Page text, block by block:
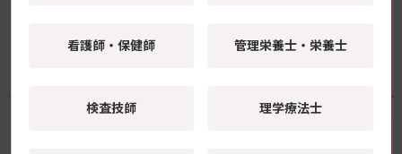
看護師・保健師 管理栄養士・栄養士
検査技師 理学療法士